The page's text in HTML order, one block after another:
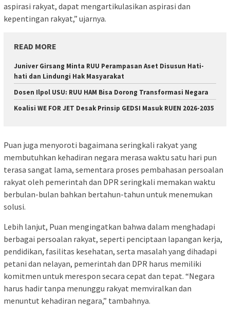
aspirasi rakyat, dapat mengartikulasikan aspirasi dan
kepentingan rakyat,” ujarnya.
READ MORE
Juniver Girsang Minta RUU Perampasan Aset Disusun Hati-
hati dan Lindungi Hak Masyarakat
Dosen Ilpol USU: RUU HAM Bisa Dorong Transformasi Negara
Koalisi WE FOR JET Desak Prinsip GEDSI Masuk RUEN 2026-2035
Puan juga menyoroti bagaimana seringkali rakyat yang
membutuhkan kehadiran negara merasa waktu satu hari pun
terasa sangat lama, sementara proses pembahasan persoalan
rakyat oleh pemerintah dan DPR seringkali memakan waktu
berbulan-bulan bahkan bertahun-tahun untuk menemukan
solusi.
Lebih lanjut, Puan mengingatkan bahwa dalam menghadapi
berbagai persoalan rakyat, seperti penciptaan lapangan kerja,
pendidikan, fasilitas kesehatan, serta masalah yang dihadapi
petani dan nelayan, pemerintah dan DPR harus memiliki
komitmen untuk merespon secara cepat dan tepat. “Negara
harus hadir tanpa menunggu rakyat memviralkan dan
menuntut kehadiran negara,” tambahnya.